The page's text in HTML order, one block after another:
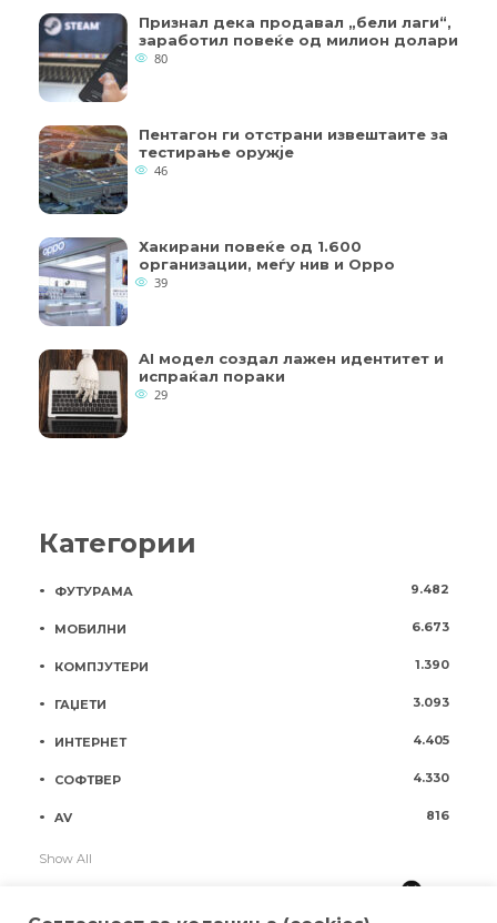
Признал дека продавал „бели лаги“,
заработил повеќе од милион долари
80
Пентагон ги отстрани извештаите за
тестирање оружје
46
Хакирани повеќе од 1.600
организации, меѓу нив и Oppo
39
AI модел создал лажен идентитет и
испраќал пораки
29
Категории
ФУТУРАМА 9.482
МОБИЛНИ 6.673
КОМПЈУТЕРИ 1.390
ГАЏЕТИ 3.093
ИНТЕРНЕТ 4.405
СОФТВЕР 4.330
AV 816
Show All